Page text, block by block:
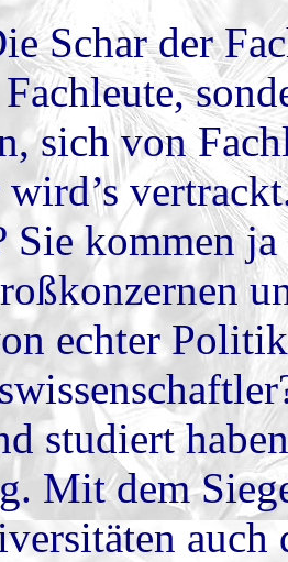
Schar der
sich von
Sie kommen
echter
studiert
Mit dem